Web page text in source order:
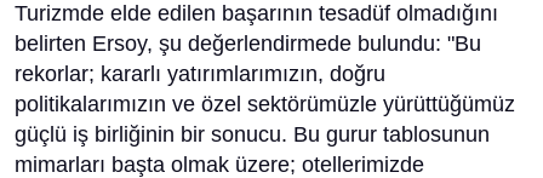
Turizmde elde edilen başarının tesadüf olmadığını
belirten Ersoy, şu değerlendirmede bulundu: "Bu
rekorlar; kararlı yatırımlarımızın, doğru
politikalarımızın ve özel sektörümüzle yürüttüğümüz
güçlü iş birliğinin bir sonucu. Bu gurur tablosunun
mimarları başta olmak üzere; otellerimizde